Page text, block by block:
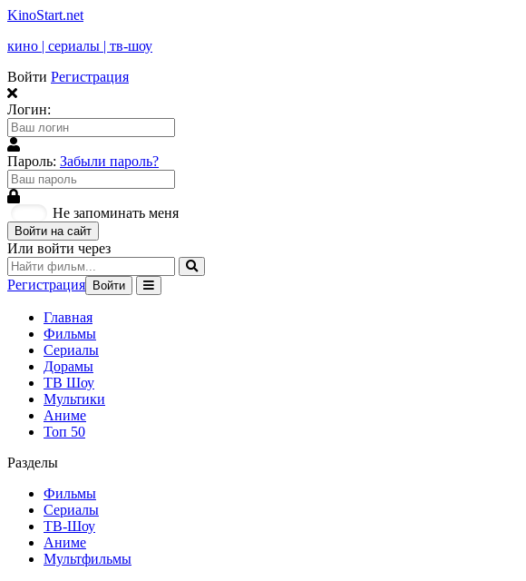
KinoStart.net
кино | сериалы | тв-шоу
Войти Регистрация
Логин:
Пароль: Забыли пароль?
Не запоминать меня
Войти на сайт
Или войти через
Регистрация Войти
Главная
Фильмы
Сериалы
Дорамы
ТВ Шоу
Мультики
Аниме
Топ 50
Разделы
Фильмы
Сериалы
ТВ-Шоу
Аниме
Мультфильмы